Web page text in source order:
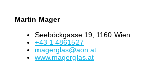
Martin Mager
Seeböckgasse 19, 1160 Wien
+43 1 4861527
magerglas@aon.at
www.magerglas.at